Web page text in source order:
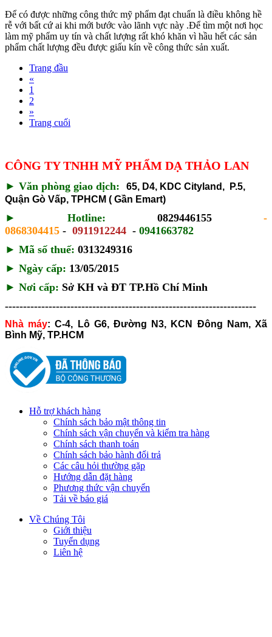
Để có được những công thức mỹ phẩm đạt chuẩn là điều không hề
rễ với bất cứ ai khi mới bước vào lãnh vực này .Để tìm một nơi học
làm mỹ phẩm uy tín và chất lượng rất khó khăn vì hầu hết các sản
phẩm chất lượng đều được giấu kín về công thức sản xuất.
Trang đầu
«
1
2
»
Trang cuối
CÔNG TY TNHH MỸ PHẨM DẠ THẢO LAN
► Văn phòng giao dịch:
65, D4, KDC Cityland, P.5,
Quận Gò Vấp, TPHCM ( Gần Emart)
► Hotline: 0829446155 -
0868304415 - 0911912244 - 0941663782
► Mã số thuế: 0313249316
► Ngày cấp: 13/05/2015
► Nơi cấp: Sở KH và ĐT TP.Hồ Chí Minh
---------------------------------------------------------------------
Nhà máy: C-4, Lô G6, Đường N3, KCN Đông Nam, Xã
Bình Mỹ, TP.HCM
Hỗ trợ khách hàng
Chính sách bảo mật thông tin
Chính sách vận chuyển và kiểm tra hàng
Chính sách thanh toán
Chính sách bảo hành đổi trả
Các câu hỏi thường gặp
Hướng dẫn đặt hàng
Phương thức vận chuyển
Tải về báo giá
Về Chúng Tôi
Giới thiệu
Tuyển dụng
Liên hệ